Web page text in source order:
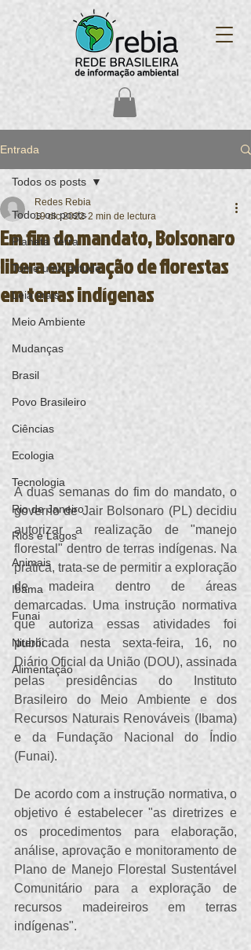
Entrada
Todos os posts
Planeta Terra
Tome uma atitude
Leia mais
Meio Ambiente
Mudanças
Brasil
Povo Brasileiro
Ciências
Ecologia
Tecnologia
Rio de Janeiro
Rios e Lagos
Animais
Ibama
Funai
Niterói
Alimentação
Todos os posts
Em fim do mandato, Bolsonaro
libera exploração de florestas
em terras indígenas
Redes Rebia
19 dic 2022 2 min de lectura
A duas semanas do fim do mandato, o
governo de Jair Bolsonaro (PL) decidiu
autorizar a realização de "manejo
florestal" dentro de terras indígenas. Na
prática, trata-se de permitir a exploração
de madeira dentro de áreas
demarcadas. Uma instrução normativa
que autoriza essas atividades foi
publicada nesta sexta-feira, 16, no
Diário Oficial da União (DOU), assinada
pelas presidências do Instituto
Brasileiro do Meio Ambiente e dos
Recursos Naturais Renováveis (Ibama)
e da Fundação Nacional do Índio
(Funai).
De acordo com a instrução normativa, o
objetivo é estabelecer "as diretrizes e
os procedimentos para elaboração,
análise, aprovação e monitoramento de
Plano de Manejo Florestal Sustentável
Comunitário para a exploração de
recursos madeireiros em terras
indígenas".